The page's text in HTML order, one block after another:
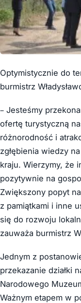
Optymistycznie do
burmistrz
– Jesteśmy
ofertę turystyczną
różnorodność i
zgłębienia wiedzy
kraju. Wierzymy, że
pozytywnie na
Zwiększony popyt
z pamiątkami i inne
się do rozwoju
zauważa burmistrz
Jednym z
przekazanie działki
Narodowego
Ważnym etapem w